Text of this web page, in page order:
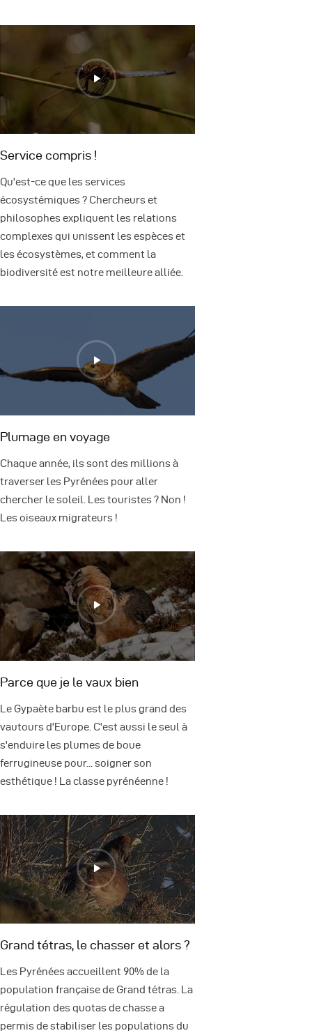
Service compris !
Qu'est-ce que les services
écosystémiques ? Chercheurs et
philosophes expliquent les relations
complexes qui unissent les espèces et
les écosystèmes, et comment la
biodiversité est notre meilleure alliée.
Plumage en voyage
Chaque année, ils sont des millions à
traverser les Pyrénées pour aller
chercher le soleil. Les touristes ? Non !
Les oiseaux migrateurs !
Parce que je le vaux bien
Le Gypaète barbu est le plus grand des
vautours d'Europe. C'est aussi le seul à
s'enduire les plumes de boue
ferrugineuse pour... soigner son
esthétique ! La classe pyrénéenne !
Grand tétras, le chasser et alors ?
Les Pyrénées accueillent 90% de la
population française de Grand tétras. La
régulation des quotas de chasse a
permis de stabiliser les populations du